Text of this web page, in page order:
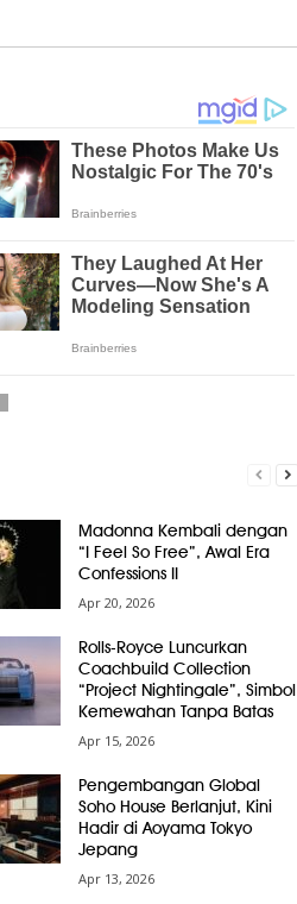
Madonna Kembali dengan
“I Feel So Free”, Awal Era
Confessions II
Apr 20, 2026
Rolls-Royce Luncurkan
Coachbuild Collection
“Project Nightingale”, Simbol
Kemewahan Tanpa Batas
Apr 15, 2026
Pengembangan Global
Soho House Berlanjut, Kini
Hadir di Aoyama Tokyo
Jepang
Apr 13, 2026